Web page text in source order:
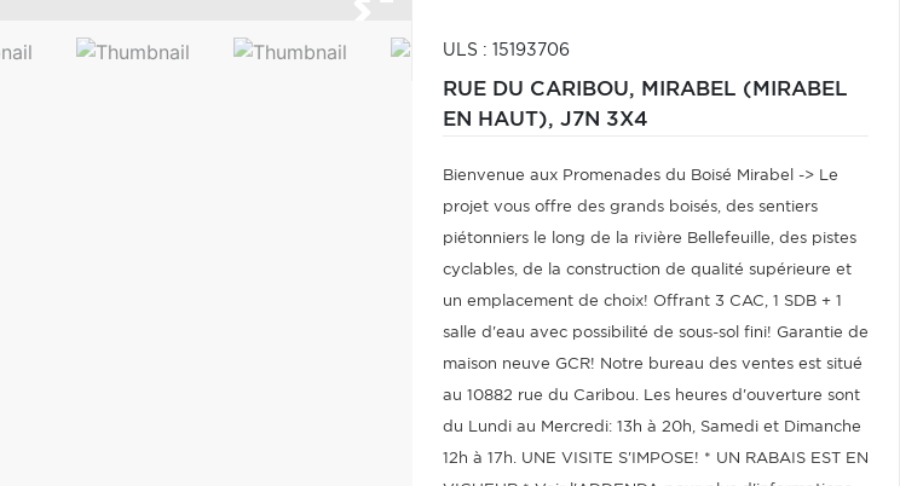
ULS : 15193706
RUE DU CARIBOU, MIRABEL (MIRABEL
EN HAUT), J7N 3X4
Bienvenue aux Promenades du Boisé Mirabel -> Le
projet vous offre des grands boisés, des sentiers
piétonniers le long de la rivière Bellefeuille, des pistes
cyclables, de la construction de qualité supérieure et
un emplacement de choix! Offrant 3 CAC, 1 SDB + 1
salle d'eau avec possibilité de sous-sol fini! Garantie de
maison neuve GCR! Notre bureau des ventes est situé
au 10882 rue du Caribou. Les heures d'ouverture sont
du Lundi au Mercredi: 13h à 20h, Samedi et Dimanche
12h à 17h. UNE VISITE S'IMPOSE! * UN RABAIS EST EN